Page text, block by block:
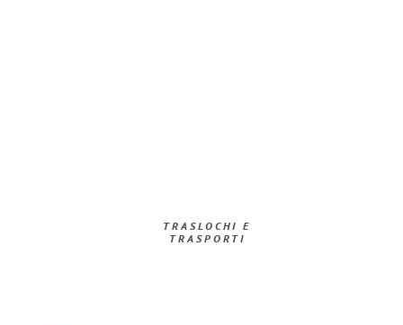
TRASLOCHI E
TRASPORTI​